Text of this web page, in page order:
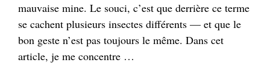
mauvaise mine. Le souci, c’est que derrière ce terme
se cachent plusieurs insectes différents — et que le
bon geste n’est pas toujours le même. Dans cet
article, je me concentre …